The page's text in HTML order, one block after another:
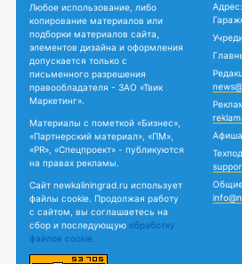
Любое использование, либо
копирование материалов или
подборки материалов сайта,
элементов дизайна и оформления
допускается только с
письменного разрешения
правообладателя - ЗАО «Твик
Маркетинг».
Материалы с пометкой «Бизнес»,
«Партнерский материал», «ПМ»,
«PR», «Спецпроект» - публикуются
на правах рекламы.
Сайт newkaliningrad.ru использует
файлы cookie. Продолжая работу
с сайтом, вы соглашаетесь на
сбор и последующую обработку
файлов cookie.